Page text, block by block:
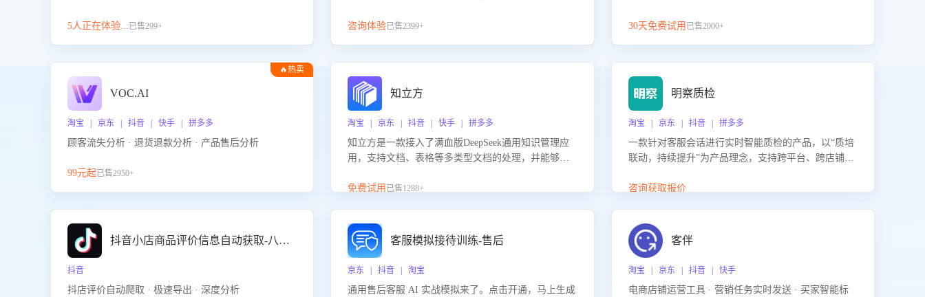
5人正在体验...已售299+ 咨询体验已售2399+ 30天免费试用 已售2000+
🔥热卖
VOC.AI
淘宝 | 京东 | 抖音 | 快手 | 拼多多
顾客流失分析 · 退货退款分析 · 产品售后分析
99元起已售2950+
知立方
淘宝 | 京东 | 抖音 | 快手 | 拼多多
知立方是一款接入了满血版DeepSeek通用知识管理应
用，支持文档、表格等多类型文档的处理，并能够基
景提供强大的知识支持，帮助用户高效管理和利用知
免费试用 已售1288+
明察质检
淘宝 | 京东 | 抖音 | 拼多多
一款针对客服会话进行实时智能质检的产品，以“质培
联动，持续提升”为产品理念，支持跨平台、跨店铺的
联动，持续提升客服团队的销服能力。
咨询获取报价
抖音小店商品评价信息自动获取-八爪鱼
抖音
抖店评价自动爬取 · 极速导出 · 深度分析
客服模拟接待训练-售后
京东 | 抖音 | 淘宝
通用售后客服 AI 实战模拟来了。点击开通，马上生成
客伴
淘宝 | 京东 | 抖音 | 快手
电商店铺运营工具 · 营销任务实时发送 · 买家智能标